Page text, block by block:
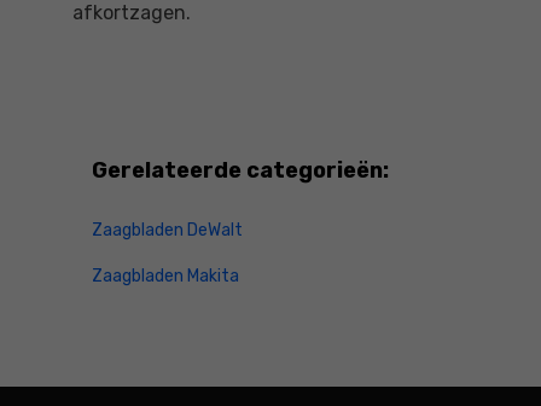
afkortzagen.
Gerelateerde categorieën:
Zaagbladen DeWalt
Zaagbladen Makita